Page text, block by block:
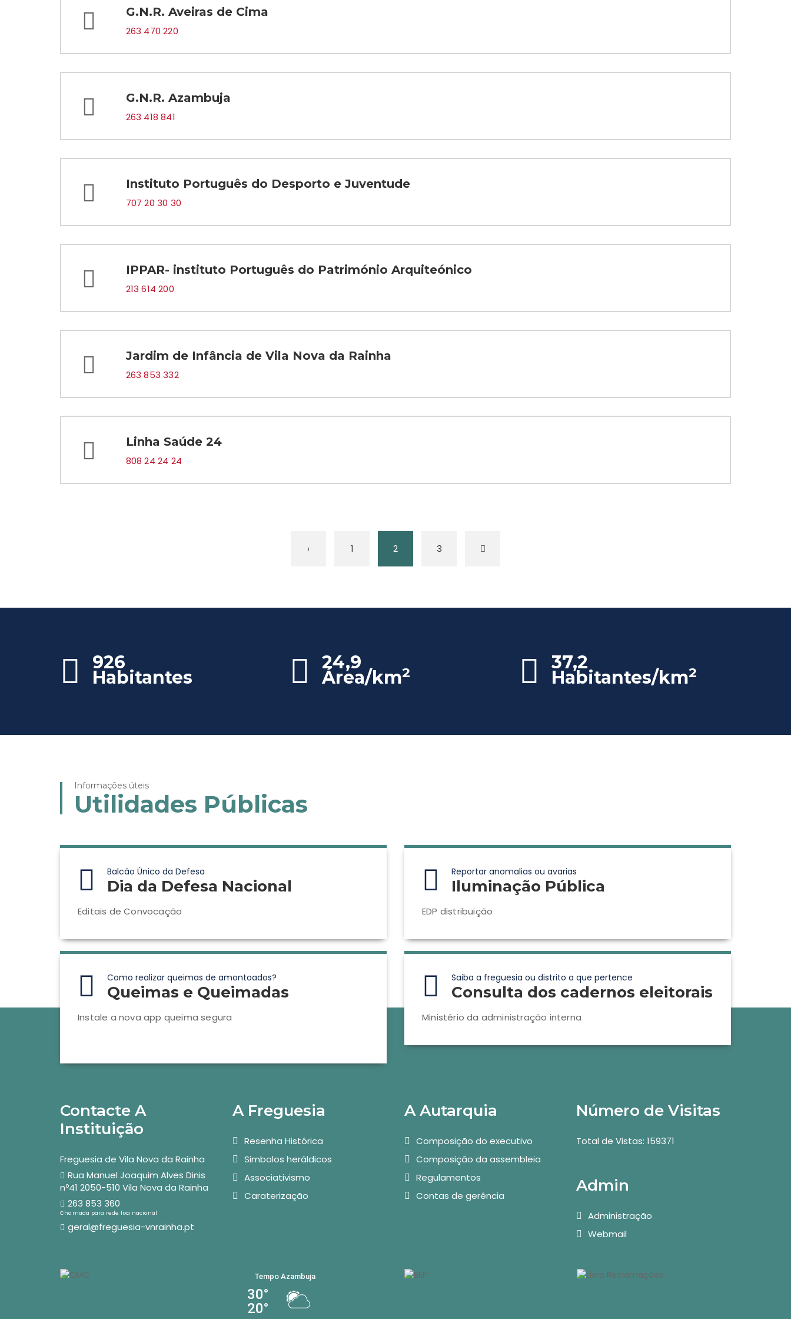
G.N.R. Aveiras de Cima
263 470 220
G.N.R. Azambuja
263 418 841
Instituto Português do Desporto e Juventude
707 20 30 30
IPPAR- instituto Português do Património Arquiteónico
213 614 200
Jardim de Infância de Vila Nova da Rainha
263 853 332
Linha Saúde 24
808 24 24 24
‹ 1 2 3
926
Habitantes
24,9
Área/km2 37,2
Habitantes/km2
Informações úteis
Utilidades Públicas
Balcão Único da Defesa
Dia da Defesa Nacional
Editais de Convocação
Reportar anomalias ou avarias
Iluminação Pública
EDP distribuição
Como realizar queimas de amontoados?
Queimas e Queimadas
Instale a nova app queima segura
Saiba a freguesia ou distrito a que pertence
Consulta dos cadernos eleitorais
Ministério da administração interna
Contacte A
Instituição
Freguesia de Vila Nova da Rainha
Rua Manuel Joaquim Alves Dinis
nº41 2050-510 Vila Nova da Rainha
263 853 360
Chamada para rede fixa nacional
geral@freguesia-vnrainha.pt
A Freguesia
Resenha Histórica
Simbolos heráldicos
Associativismo
Caraterização
A Autarquia
Composição do executivo
Composição da assembleia
Regulamentos
Contas de gerência
Número de Visitas
Total de Vistas: 159371
Admin
Administração
Webmail